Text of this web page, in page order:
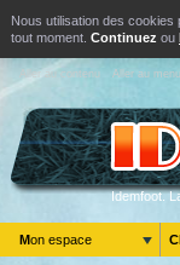
Nous utilisation des
tout moment. Continuez ou
Aller au contenu Aller au menu
Idemfoot.
Mon espace